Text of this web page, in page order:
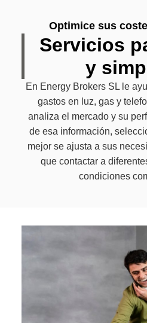
Optimice sus
Servicios
y
En Energy Brokers SL le
gastos en luz, gas y
analiza el mercado y su
de esa información,
mejor se ajusta a sus
que contactar a
condiciones